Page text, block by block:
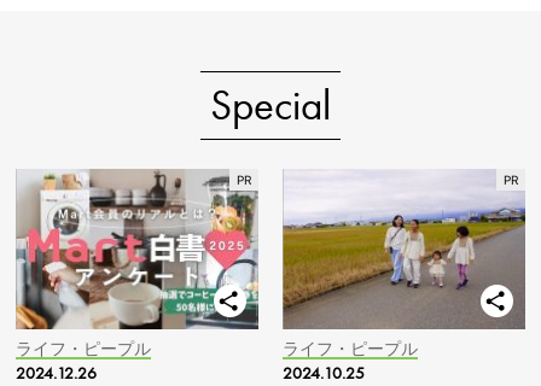
Special
ライフ・ピープル
2024.12.26
ライフ・ピープル
2024.10.25